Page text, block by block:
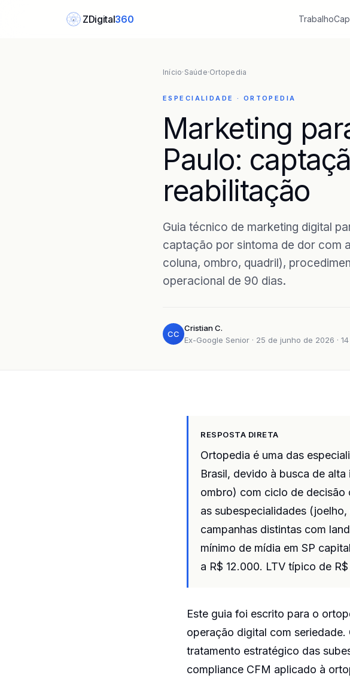
Z ZDigital360 Trabalho
Início· Saúde·Ortopedia
ESPECIALIDADE · ORTOPEDIA
Marketing
Paulo:
reabilitação
Guia técnico de marketing digital
captação por sintoma de dor com
coluna, ombro, quadril),
operacional de 90 dias.
CC
Cristian C.
Ex-Google Senior · 25 de junho de 2026 ·
RESPOSTA DIRETA
Ortopedia é uma das
Brasil, devido à busca de
ombro) com ciclo de decisão
as subespecialidades
campanhas distintas com
mínimo de mídia em SP
a R$ 12.000. LTV típico de
Este guia foi escrito para o
operação digital com
tratamento estratégico das
compliance CFM aplicado à